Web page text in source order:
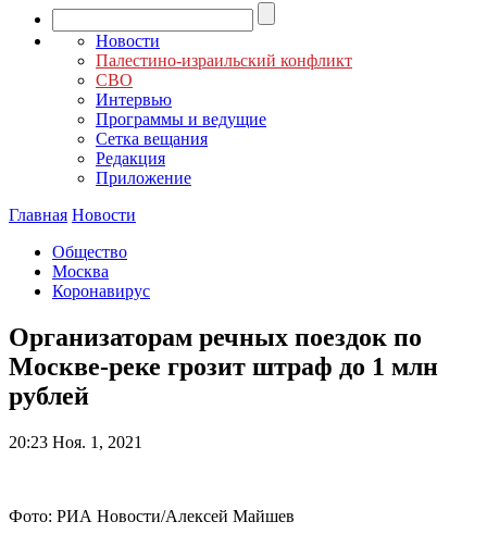
Новости
Палестино-израильский конфликт
СВО
Интервью
Программы и ведущие
Сетка вещания
Редакция
Приложение
Главная Новости
Общество
Москва
Коронавирус
Организаторам речных поездок по
Москве-реке грозит штраф до 1 млн
рублей
20:23 Ноя. 1, 2021
Фото: РИА Новости/Алексей Майшев